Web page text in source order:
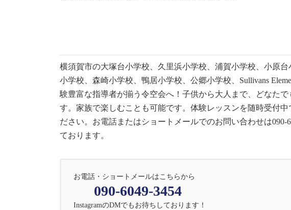
横須賀市の大塚台小学校、久里浜小学校、浦賀小学校、小原
小学校、森崎小学校、鴨居小学校、公郷小学校、Sullivans
験豊富な指導者が揃う令空会へ！子供から大人まで、どなた
す。家族で楽しむことも可能です。体験レッスンを随時受付
ださい。お電話またはショートメールでのお問い合わせは090-
ております。
お電話・ショートメールはこちらから
090-6049-3454
InstagramのDMでもお待ちしております！